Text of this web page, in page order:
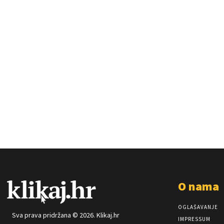
Sva prava pridržana © 2026. Klikaj.hr
O nama
OGLAŠAVANJE
IMPRESSUM